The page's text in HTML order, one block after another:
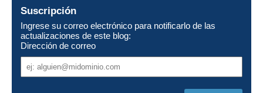
Suscripción
Ingrese su correo electrónico para notificarlo de las
actualizaciones de este blog:
Dirección de correo
Dirección
de